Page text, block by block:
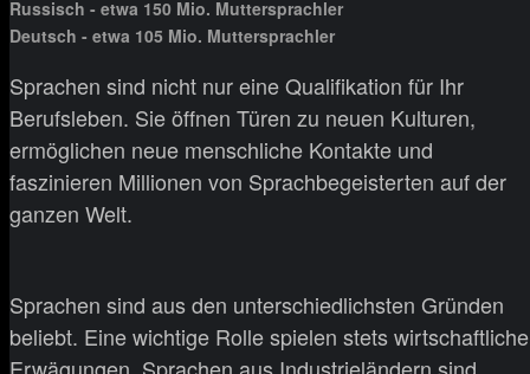
Russisch - etwa 150 Mio. Muttersprachler
Deutsch - etwa 105 Mio. Muttersprachler
Sprachen sind nicht nur eine Qualifikation für Ihr
Berufsleben. Sie öffnen Türen zu neuen Kulturen,
ermöglichen neue menschliche Kontakte und
faszinieren Millionen von Sprachbegeisterten auf der
ganzen Welt.
Sprachen sind aus den unterschiedlichsten Gründen
beliebt. Eine wichtige Rolle spielen stets wirtschaftliche
Erwägungen. Sprachen aus Industrieländern sind